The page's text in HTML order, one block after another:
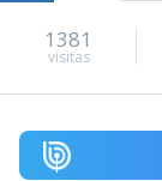
1381
visitas